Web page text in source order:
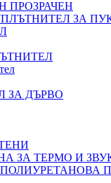
ПРОЗРАЧЕН
ЗА
ЗА ДЪРВО
ЗА ТЕРМО И